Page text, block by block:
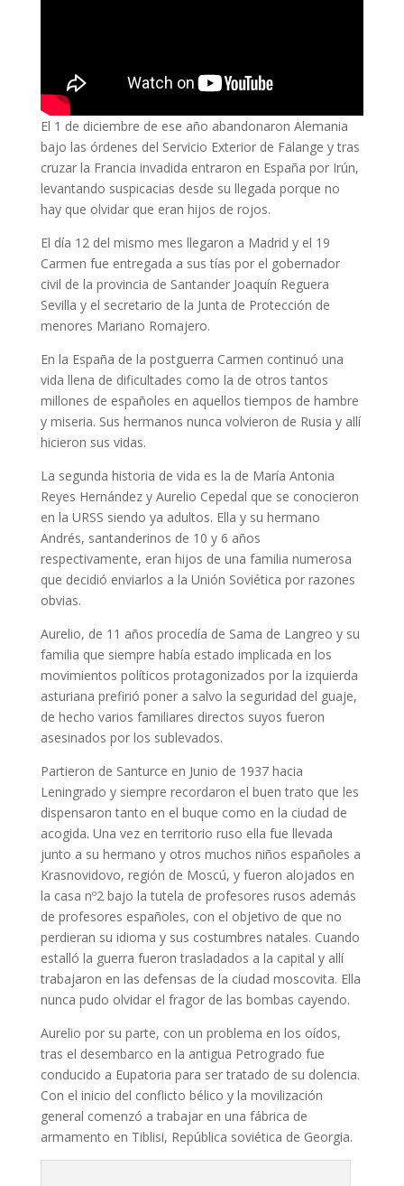
El 1 de diciembre de ese año abandonaron Alemania
bajo las órdenes del Servicio Exterior de Falange y tras
cruzar la Francia invadida entraron en España por Irún,
levantando suspicacias desde su llegada porque no
hay que olvidar que eran hijos de rojos.
El día 12 del mismo mes llegaron a Madrid y el 19
Carmen fue entregada a sus tías por el gobernador
civil de la provincia de Santander Joaquín Reguera
Sevilla y el secretario de la Junta de Protección de
menores Mariano Romajero.
En la España de la postguerra Carmen continuó una
vida llena de dificultades como la de otros tantos
millones de españoles en aquellos tiempos de hambre
y miseria. Sus hermanos nunca volvieron de Rusia y allí
hicieron sus vidas.
La segunda historia de vida es la de María Antonia
Reyes Hernández y Aurelio Cepedal que se conocieron
en la URSS siendo ya adultos. Ella y su hermano
Andrés, santanderinos de 10 y 6 años
respectivamente, eran hijos de una familia numerosa
que decidió enviarlos a la Unión Soviética por razones
obvias.
Aurelio, de 11 años procedía de Sama de Langreo y su
familia que siempre había estado implicada en los
movimientos políticos protagonizados por la izquierda
asturiana prefirió poner a salvo la seguridad del guaje,
de hecho varios familiares directos suyos fueron
asesinados por los sublevados.
Partieron de Santurce en Junio de 1937 hacia
Leningrado y siempre recordaron el buen trato que les
dispensaron tanto en el buque como en la ciudad de
acogida. Una vez en territorio ruso ella fue llevada
junto a su hermano y otros muchos niños españoles a
Krasnovidovo, región de Moscú, y fueron alojados en
la casa nº2 bajo la tutela de profesores rusos además
de profesores españoles, con el objetivo de que no
perdieran su idioma y sus costumbres natales. Cuando
estalló la guerra fueron trasladados a la capital y allí
trabajaron en las defensas de la ciudad moscovita. Ella
nunca pudo olvidar el fragor de las bombas cayendo.
Aurelio por su parte, con un problema en los oídos,
tras el desembarco en la antigua Petrogrado fue
conducido a Eupatoria para ser tratado de su dolencia.
Con el inicio del conflicto bélico y la movilización
general comenzó a trabajar en una fábrica de
armamento en Tiblisi, República soviética de Georgia.